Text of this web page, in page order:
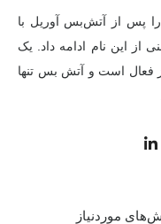
پس از آتش‌بس آوریل با
از این نام ادامه داد. یک
فعال است و آتش بس تنها
موردنیاز